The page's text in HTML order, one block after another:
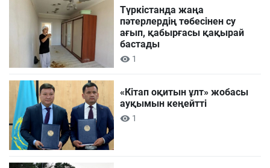
Түркістанда жаңа
пәтерлердің төбесінен су
ағып, қабырғасы қақырай
бастады
1
«Кітап оқитын ұлт» жобасы
ауқымын кеңейтті
1